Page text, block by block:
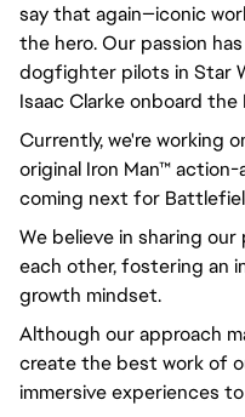
say that again—iconic
the hero. Our passion
dogfighter pilots in Star
Isaac Clarke onboard the
Currently, we're working
original Iron Man™
coming next for
We believe in sharing
each other, fostering an
growth mindset.
Although our approach
create the best work of
immersive experiences